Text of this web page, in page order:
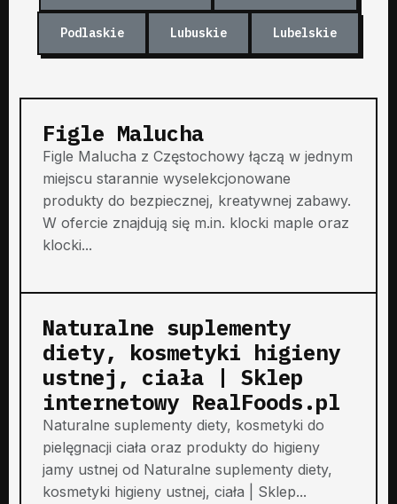
Podlaskie Lubuskie Lubelskie
Figle Malucha
Figle Malucha z Częstochowy łączą w jednym
miejscu starannie wyselekcjonowane
produkty do bezpiecznej, kreatywnej zabawy.
W ofercie znajdują się m.in. klocki maple oraz
klocki...
Naturalne suplementy
diety, kosmetyki higieny
ustnej, ciała | Sklep
internetowy RealFoods.pl
Naturalne suplementy diety, kosmetyki do
pielęgnacji ciała oraz produkty do higieny
jamy ustnej od Naturalne suplementy diety,
kosmetyki higieny ustnej, ciała | Sklep...